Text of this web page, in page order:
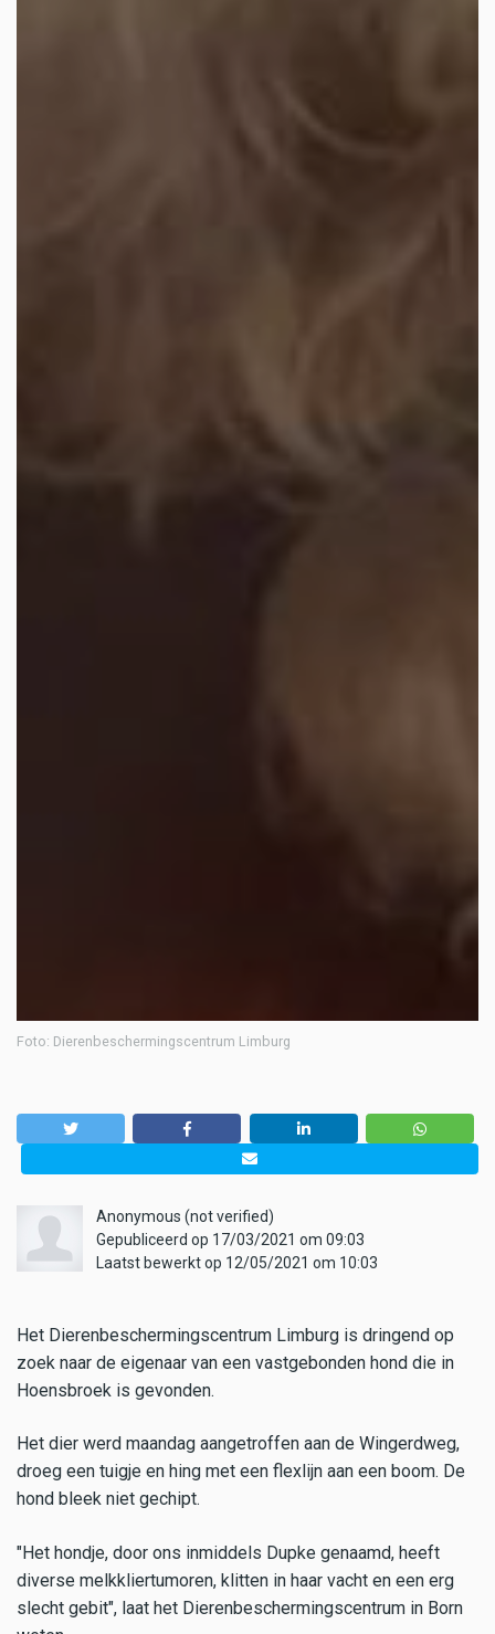
Foto: Dierenbeschermingscentrum Limburg
Anonymous (not verified)
Gepubliceerd op 17/03/2021 om 09:03
Laatst bewerkt op 12/05/2021 om 10:03
Het Dierenbeschermingscentrum Limburg is dringend op
zoek naar de eigenaar van een vastgebonden hond die in
Hoensbroek is gevonden.
Het dier werd maandag aangetroffen aan de Wingerdweg,
droeg een tuigje en hing met een flexlijn aan een boom. De
hond bleek niet gechipt.
"Het hondje, door ons inmiddels Dupke genaamd, heeft
diverse melkkliertumoren, klitten in haar vacht en een erg
slecht gebit", laat het Dierenbeschermingscentrum in Born